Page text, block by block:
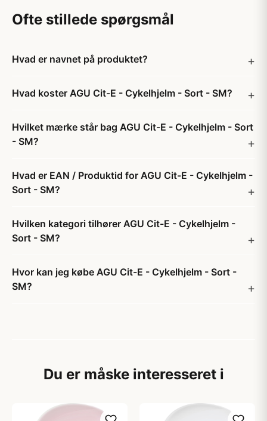
Ofte stillede spørgsmål
Hvad er navnet på produktet?
Hvad koster AGU Cit-E - Cykelhjelm - Sort - SM?
Hvilket mærke står bag AGU Cit-E - Cykelhjelm - Sort
- SM?
Hvad er EAN / Produktid for AGU Cit-E - Cykelhjelm -
Sort - SM?
Hvilken kategori tilhører AGU Cit-E - Cykelhjelm -
Sort - SM?
Hvor kan jeg købe AGU Cit-E - Cykelhjelm - Sort -
SM?
Du er måske interesseret i